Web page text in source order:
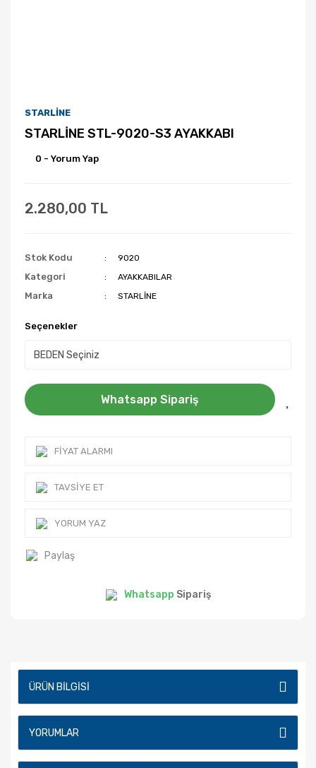
STARLİNE
STARLİNE STL-9020-S3 AYAKKABI
0 - Yorum Yap
2.280,00 TL
Stok Kodu 9020
Kategori AYAKKABILAR
Marka STARLİNE
Seçenekler
Whatsapp Sipariş
FIYAT ALARMI
TAVSIYE ET
YORUM YAZ
Paylaş
Whatsapp Sipariş
ÜRÜN BILGISI
YORUMLAR